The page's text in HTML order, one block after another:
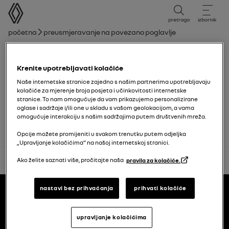
korisnički priručnik
pretraga izbornik
mrvice
Početna Preusmjeravanje na povezano poglavlje
Brisač stakla
Metlice brisača: zamjena
natrag na vrh
Podnožje
korisnički priručnici
Krenite upotrebljavati kolačiće
Naše internetske stranice zajedno s našim partnerima upotrebljavaju
kolačiće za mjerenje broja posjeta i učinkovitosti internetske
stranice. To nam omogućuje da vam prikazujemo personalizirane
oglase i sadržaje i/ili one u skladu s vašom geolokacijom, a vama
omogućuje interakciju s našim sadržajima putem društvenih mreža.
Opcije možete promijeniti u svakom trenutku putem odjeljka
„Upravljanje kolačićima” na našoj internetskoj stranici.
Ako želite saznati više, pročitajte naša pravila za kolačiće.
nastavi bez prihvaćanja prihvati kolačiće
upravljanje kolačićima